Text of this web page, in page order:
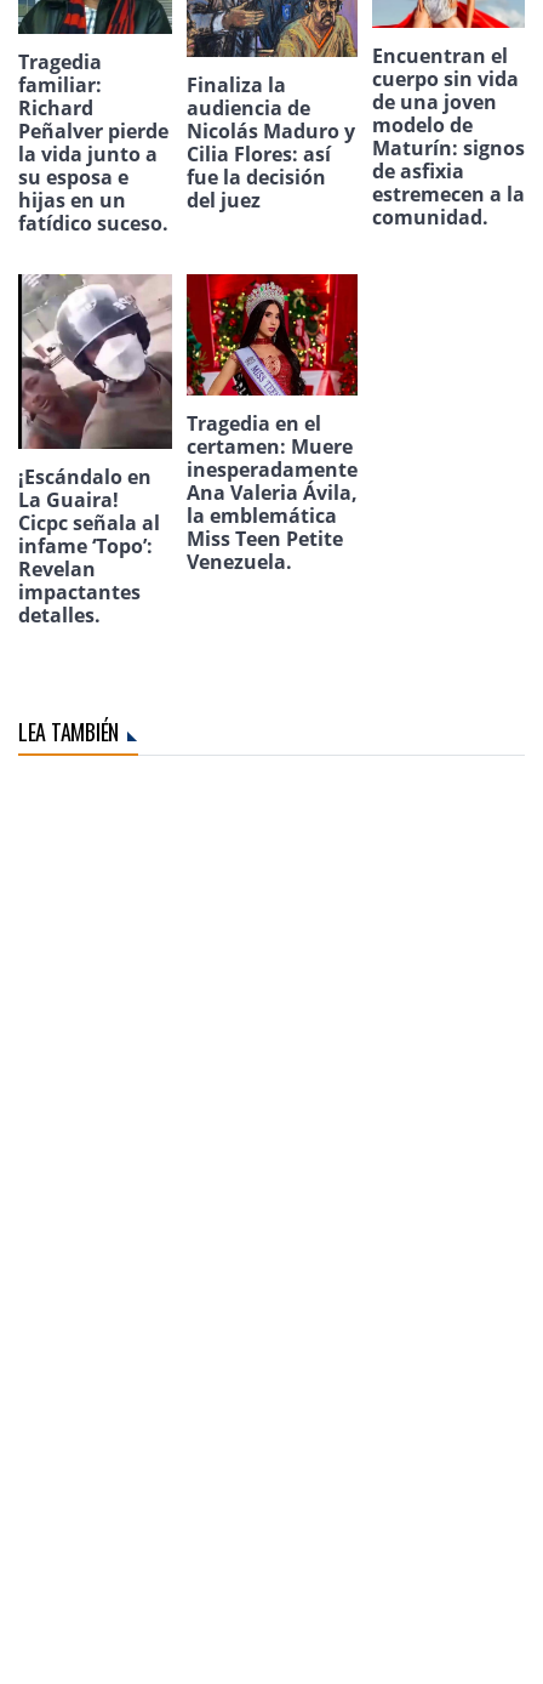
Tragedia
familiar:
Richard
Peñalver pierde
la vida junto a
su esposa e
hijas en un
fatídico suceso.
Finaliza la
audiencia de
Nicolás Maduro y
Cilia Flores: así
fue la decisión
del juez
Encuentran el
cuerpo sin vida
de una joven
modelo de
Maturín: signos
de asfixia
estremecen a la
comunidad.
¡Escándalo en
La Guaira!
Cicpc señala al
infame ‘Topo’:
Revelan
impactantes
detalles.
Tragedia en el
certamen: Muere
inesperadamente
Ana Valeria Ávila,
la emblemática
Miss Teen Petite
Venezuela.
LEA TAMBIÉN